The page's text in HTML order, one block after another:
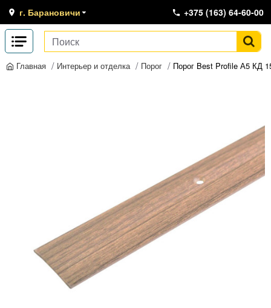
г. Барановичи +375 (163) 64-60-00
Главная Интерьер и отделка Порог Порог Best Profile А5 КД